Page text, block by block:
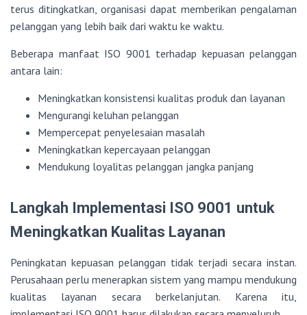
terus ditingkatkan, organisasi dapat memberikan pengalaman
pelanggan yang lebih baik dari waktu ke waktu.
Beberapa manfaat ISO 9001 terhadap kepuasan pelanggan
antara lain:
Meningkatkan konsistensi kualitas produk dan layanan
Mengurangi keluhan pelanggan
Mempercepat penyelesaian masalah
Meningkatkan kepercayaan pelanggan
Mendukung loyalitas pelanggan jangka panjang
Langkah Implementasi ISO 9001 untuk
Meningkatkan Kualitas Layanan
Peningkatan kepuasan pelanggan tidak terjadi secara instan.
Perusahaan perlu menerapkan sistem yang mampu mendukung
kualitas layanan secara berkelanjutan. Karena itu,